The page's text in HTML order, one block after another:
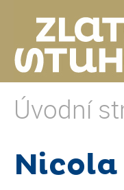
Úvodní
Nicola